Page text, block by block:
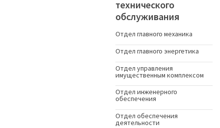
технического
обслуживания
Отдел главного механика
Отдел главного энергетика
Отдел управления
имущественным комплексом
Отдел инженерного
обеспечения
Отдел обеспечения
деятельности